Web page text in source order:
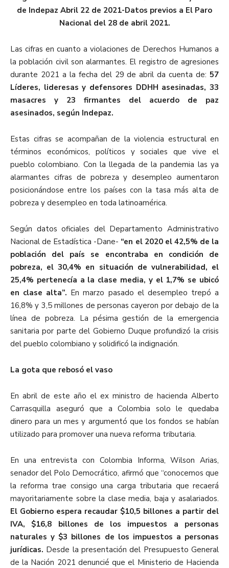
de Indepaz Abril 22 de 2021-Datos previos a El Paro
Nacional del 28 de abril 2021.
Las cifras en cuanto a violaciones de Derechos Humanos a
la población civil son alarmantes. El registro de agresiones
durante 2021 a la fecha del 29 de abril da cuenta de: 57
Líderes, lideresas y defensores DDHH asesinadas, 33
masacres y 23 firmantes del acuerdo de paz
asesinados, según Indepaz.
Estas cifras se acompañan de la violencia estructural en
términos económicos, políticos y sociales que vive el
pueblo colombiano. Con la llegada de la pandemia las ya
alarmantes cifras de pobreza y desempleo aumentaron
posicionándose entre los países con la tasa más alta de
pobreza y desempleo en toda latinoamérica.
Según datos oficiales del Departamento Administrativo
Nacional de Estadística -Dane- “en el 2020 el 42,5% de la
población del país se encontraba en condición de
pobreza, el 30,4% en situación de vulnerabilidad, el
25,4% pertenecía a la clase media, y el 1,7% se ubicó
en clase alta”. En marzo pasado el desempleo trepó a
16,8% y 3,5 millones de personas cayeron por debajo de la
línea de pobreza. La pésima gestión de la emergencia
sanitaria por parte del Gobierno Duque profundizó la crisis
del pueblo colombiano y solidificó la indignación.
La gota que rebosó el vaso
En abril de este año el ex ministro de hacienda Alberto
Carrasquilla aseguró que a Colombia solo le quedaba
dinero para un mes y argumentó que los fondos se habían
utilizado para promover una nueva reforma tributaria.
En una entrevista con Colombia Informa, Wilson Arias,
senador del Polo Democrático, afirmó que “conocemos que
la reforma trae consigo una carga tributaria que recaerá
mayoritariamente sobre la clase media, baja y asalariados.
El Gobierno espera recaudar $10,5 billones a partir del
IVA, $16,8 billones de los impuestos a personas
naturales y $3 billones de los impuestos a personas
jurídicas. Desde la presentación del Presupuesto General
de la Nación 2021 denuncié que el Ministerio de Hacienda